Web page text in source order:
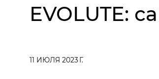
EVOLUTE:
11 ИЮЛЯ 2023 Г.